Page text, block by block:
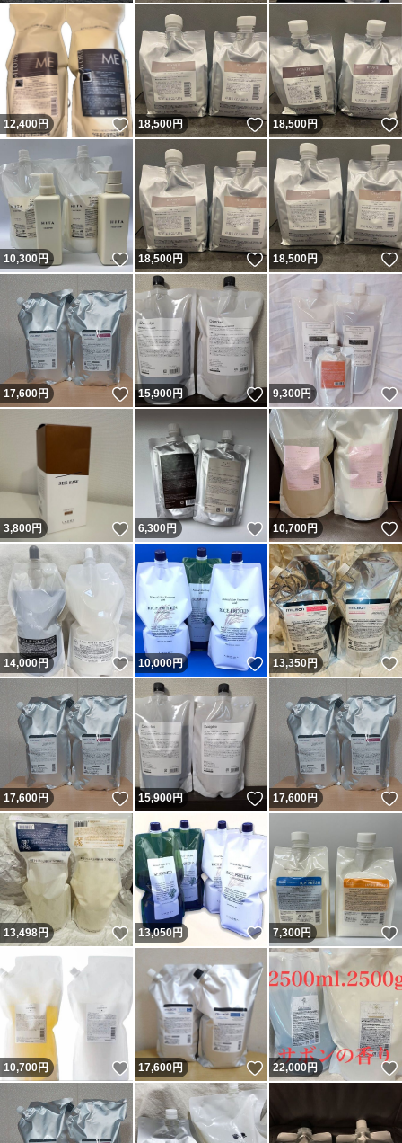
12,400円 いいね！
18,500円 いいね！
18,500円
10,300円 いいね！
18,500円 いいね！
18,500円
17,600円 いいね！
15,900円 いいね！
9,300円
3,800円 いいね！
6,300円 いいね！
10,700円
14,000円 いいね！
10,000円 いいね！
13,350円
17,600円 いいね！
15,900円 いいね！
17,600円
13,498円 いいね！
13,050円 いいね！
7,300円
10,700円 いいね！
17,600円 いいね！
22,000円